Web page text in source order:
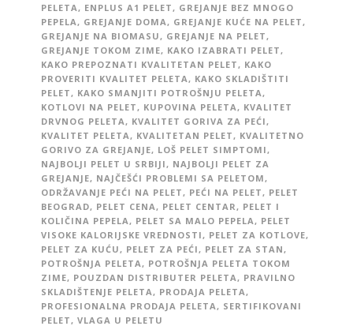
PELETA , ENPLUS A1 PELET , GREJANJE BEZ MNOGO
PEPELA , GREJANJE DOMA , GREJANJE KUĆE NA PELET ,
GREJANJE NA BIOMASU , GREJANJE NA PELET ,
GREJANJE TOKOM ZIME, KAKO IZABRATI PELET ,
KAKO PREPOZNATI KVALITETAN PELET , KAKO
PROVERITI KVALITET PELETA , KAKO SKLADIŠTITI
PELET , KAKO SMANJITI POTROŠNJU PELETA ,
KOTLOVI NA PELET , KUPOVINA PELETA , KVALITET
DRVNOG PELETA , KVALITET GORIVA ZA PEĆI ,
KVALITET PELETA , KVALITETAN PELET , KVALITETNO
GORIVO ZA GREJANJE, LOŠ PELET SIMPTOMI ,
NAJBOLJI PELET U SRBIJI , NAJBOLJI PELET ZA
GREJANJE, NAJČEŠĆI PROBLEMI SA PELETOM ,
ODRŽAVANJE PEĆI NA PELET , PEĆI NA PELET , PELET
BEOGRAD, PELET CENA , PELET CENTAR , PELET I
KOLIČINA PEPELA , PELET SA MALO PEPELA , PELET
VISOKE KALORIJSKE VREDNOSTI , PELET ZA KOTLOVE,
PELET ZA KUĆU , PELET ZA PEĆI , PELET ZA STAN ,
POTROŠNJA PELETA , POTROŠNJA PELETA TOKOM
ZIME, POUZDAN DISTRIBUTER PELETA , PRAVILNO
SKLADIŠTENJE PELETA , PRODAJA PELETA ,
PROFESIONALNA PRODAJA PELETA , SERTIFIKOVANI
PELET , VLAGA U PELETU